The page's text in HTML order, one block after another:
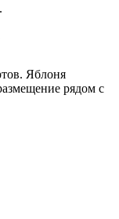
Яблоня
рядом с